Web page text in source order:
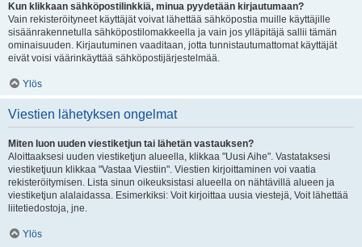
Kun klikkaan sähköpostilinkkiä, minua pyydetään kirjautumaan?
Vain rekisteröityneet käyttäjät voivat lähettää sähköpostia muille käyttäjille
sisäänrakennetulla sähköpostilomakkeella ja vain jos ylläpitäjä sallii tämän
ominaisuuden. Kirjautuminen vaaditaan, jotta tunnistautumattomat käyttäjät
eivät voisi väärinkäyttää sähköpostijärjestelmää.
Ylös
Viestien lähetyksen ongelmat
Miten luon uuden viestiketjun tai lähetän vastauksen?
Aloittaaksesi uuden viestiketjun alueella, klikkaa "Uusi Aihe". Vastataksesi
viestiketjuun klikkaa "Vastaa Viestiin". Viestien kirjoittaminen voi vaatia
rekisteröitymisen. Lista sinun oikeuksistasi alueella on nähtävillä alueen ja
viestiketjun alalaidassa. Esimerkiksi: Voit kirjoittaa uusia viestejä, Voit lähettää
liitetiedostoja, jne.
Ylös